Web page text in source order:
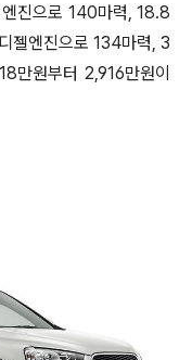
진으로 140마력, 18.8
젤엔진으로 134마력, 3
만원부터 2,916만원이